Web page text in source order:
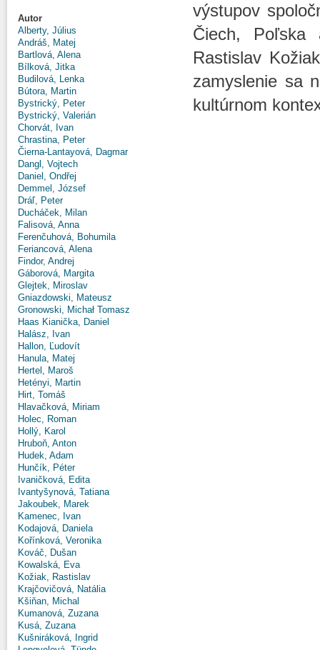
Autor
Alberty, Július
Andráš, Matej
Bartlová, Alena
Bílková, Jitka
Budilová, Lenka
Bútora, Martin
Bystrický, Peter
Bystrický, Valerián
Chorvát, Ivan
Chrastina, Peter
Čierna-Lantayová, Dagmar
Dangl, Vojtech
Daniel, Ondřej
Demmel, József
Dráľ, Peter
Ducháček, Milan
Falisová, Anna
Ferenčuhová, Bohumila
Feriancová, Alena
Findor, Andrej
Gáborová, Margita
Glejtek, Miroslav
Gniazdowski, Mateusz
Gronowski, Michał Tomasz
Haas Kianička, Daniel
Halász, Ivan
Hallon, Ľudovít
Hanula, Matej
Hertel, Maroš
Hetényi, Martin
Hirt, Tomáš
Hlavačková, Miriam
Holec, Roman
Hollý, Karol
Hruboň, Anton
Hudek, Adam
Hunčík, Péter
Ivaničková, Edita
Ivantyšynová, Tatiana
Jakoubek, Marek
Kamenec, Ivan
Kodajová, Daniela
Kořínková, Veronika
Kováč, Dušan
Kowalská, Eva
Kožiak, Rastislav
Krajčovičová, Natália
Kšiňan, Michal
Kumanová, Zuzana
Kusá, Zuzana
Kušniráková, Ingrid
výstupov
Čiech,
Rastislav
zamyslenie sa
kultúrnom